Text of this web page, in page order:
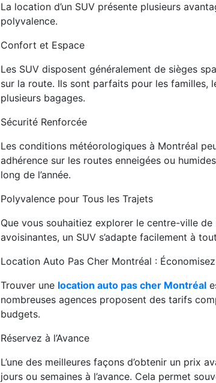
La location d’un SUV présente plusieurs
polyvalence.
Confort et Espace
Les SUV disposent généralement de sièges
sur la route. Ils sont parfaits pour les familles,
plusieurs bagages.
Sécurité Renforcée
Les conditions météorologiques à Montréal
adhérence sur les routes enneigées ou
long de l’année.
Polyvalence pour Tous les Trajets
Que vous souhaitiez explorer le centre-ville
avoisinantes, un SUV s’adapte facilement à
Location Auto Pas Cher Montréal :
Trouver une location auto pas cher Montréal
nombreuses agences proposent des tarifs
budgets.
Réservez à l’Avance
L’une des meilleures façons d’obtenir un prix
jours ou semaines à l’avance. Cela permet